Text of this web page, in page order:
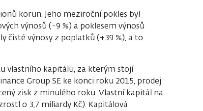
korun. Jeho meziroční pokles byl
výnosů (-9 %) a poklesem výnosů
čisté výnosy z poplatků (+39 %), a to
vlastního kapitálu, za kterým stojí
Group SE ke konci roku 2015, prodej
zisk z minulého roku. Vlastní kapitál na
o 3,7 miliardy Kč). Kapitálová